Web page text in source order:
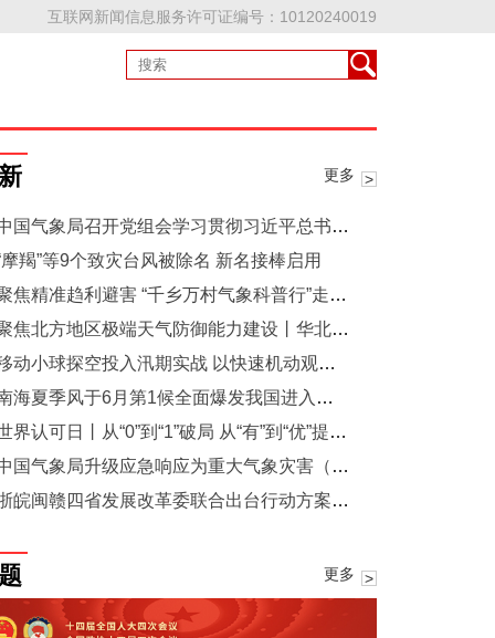
互联网新闻信息服务许可证编号：10120240019
更多
国气象局召开党组会学习贯彻习近平总书记重要讲话精神部署提升气象人工智能核心竞争力
摩羯”等9个致灾台风被除名 新名接棒启用
焦精准趋利避害 “千乡万村气象科普行”走进甘肃定西
焦北方地区极端天气防御能力建设丨华北暴雨综合科学试验启动
动小球探空投入汛期实战 以快速机动观测提升山地暴雨预报能力
海夏季风于6月第1候全面爆发我国进入主汛期
界认可日丨从“0”到“1”破局 从“有”到“优”提质——气象信息服务认证先行先试工作见成效
国气象局升级应急响应为重大气象灾害（暴雨）三级
皖闽赣四省发展改革委联合出台行动方案深化衢黄南饶气象灾害预警服务区域协同标准试点
更多